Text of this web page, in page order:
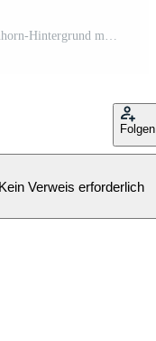
holographischer Fantasy-Regenbogen-Einhorn-Hintergrund mit Wolken. Pastellfarbener Himmel. magische Landschaft, abstraktes fabelhaftes Muster. süße Süßigkeiten Tapete. Vektor. Pro Vektor
Folgen
Verweis erforderlich